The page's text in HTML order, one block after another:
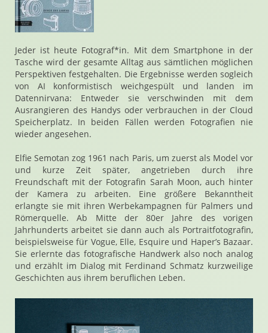
Jeder ist heute Fotograf*in. Mit dem Smartphone in der
Tasche wird der gesamte Alltag aus sämtlichen möglichen
Perspektiven festgehalten. Die Ergebnisse werden sogleich
von AI konformistisch weichgespült und landen im
Datennirvana: Entweder sie verschwinden mit dem
Ausrangieren des Handys oder verbrauchen in der Cloud
Speicherplatz. In beiden Fällen werden Fotografien nie
wieder angesehen.
Elfie Semotan zog 1961 nach Paris, um zuerst als Model vor
und kurze Zeit später, angetrieben durch ihre
Freundschaft mit der Fotografin Sarah Moon, auch hinter
der Kamera zu arbeiten. Eine größere Bekanntheit
erlangte sie mit ihren Werbekampagnen für Palmers und
Römerquelle. Ab Mitte der 80er Jahre des vorigen
Jahrhunderts arbeitet sie dann auch als Portraitfotografin,
beispielsweise für Vogue, Elle, Esquire und Haper’s Bazaar.
Sie erlernte das fotografische Handwerk also noch analog
und erzählt im Dialog mit Ferdinand Schmatz kurzweilige
Geschichten aus ihrem beruflichen Leben.